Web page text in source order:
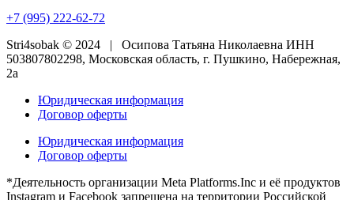
+7 (995) 222-62-72
Stri4sobak © 2024 | Осипова Татьяна Николаевна ИНН
503807802298, Московская область, г. Пушкино, Набережная,
2а
Юридическая информация
Договор оферты
Юридическая информация
Договор оферты
*Деятельность организации Meta Platforms.Inc и её продуктов
Instagram и Facebook запрещена на территории Российской